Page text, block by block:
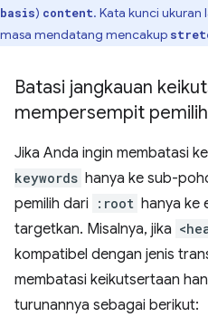
basis) content. Kata kunci
masa mendatang mencakup
Batasi jangkauan
mempersempit pemilih
Jika Anda ingin membatasi
keywords hanya ke sub-
pemilih dari
:root hanya ke
targetkan. Misalnya, jika
kompatibel dengan jenis
membatasi keikutsertaan
turunannya sebagai berikut: